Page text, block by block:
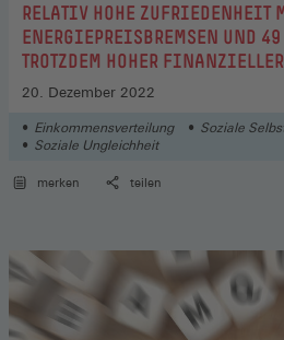
:RELATIV HOHE ZUFRIEDENHEIT
ENERGIEPREISBREMSEN UND
TROTZDEM HOHER
ERWERBSPERSONEN
20. Dezember 2022
Einkommensverteilung
Soziale
Soziale Ungleichheit
merken teilen